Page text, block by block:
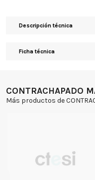
Descripción técnica
Ficha técnica
CONTRACHAPADO
Más productos de